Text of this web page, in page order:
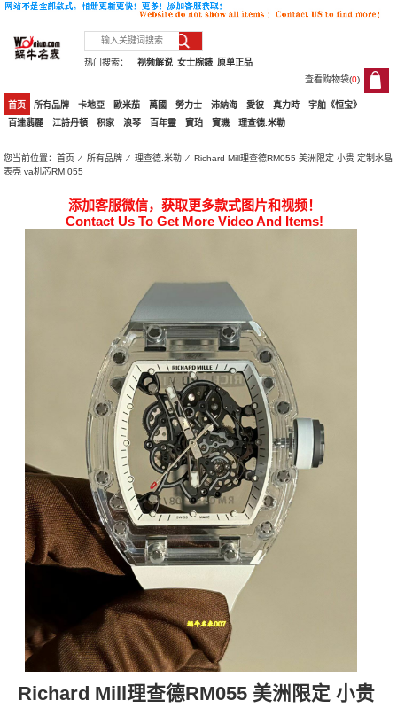
热门搜索： 原单正品
女士腕錶
视频解说
查看购物袋(0)
0
首页 所有品牌 卡地亞 歐米茄 萬國 勞力士 沛納海 愛彼 真力時
宇舶《恒宝》
百達翡麗
江詩丹頓 积家 浪琴 百年靈 寶珀 寶璣 理查德.米勒
您当前位置：首页 ⁄所有品牌 ⁄理查德.米勒 ⁄ Richard Mill理查德RM055 美洲限定 ​小贵 定制水晶
表壳 va机芯RM 055
添加客服微信，获取更多款式图片和视频！
Contact Us To Get More Video And Items!
Richard Mill理查德RM055 美洲限定 ​小贵